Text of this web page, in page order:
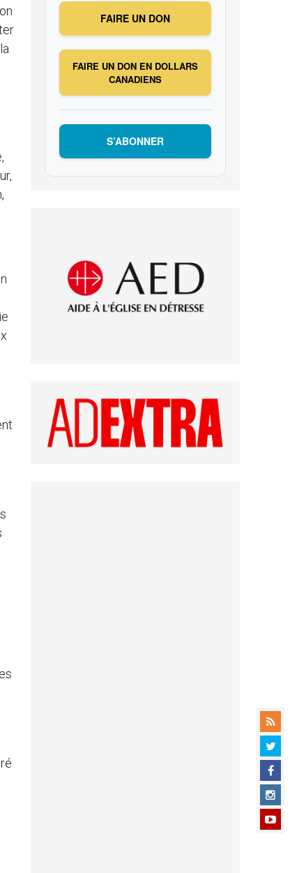
FAIRE UN DON
FAIRE UN DON EN DOLLARS
CANADIENS
S’ABONNER